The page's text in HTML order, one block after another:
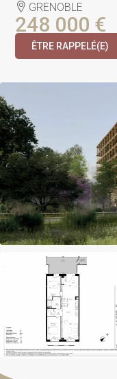
GRENOBLE
248 000 €
ÊTRE RAPPELÉ(E)